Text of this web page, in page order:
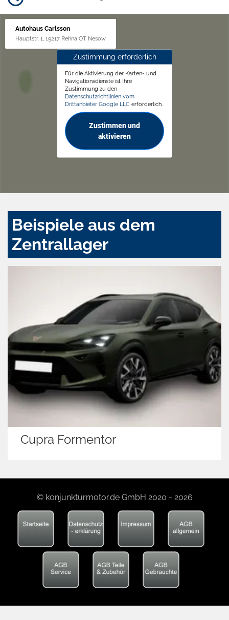
Autohaus Carlsson
Hauptstr. 1, 19217 Rehna OT Nesow
Zustimmung erforderlich
Für die Aktivierung der Karten- und
Navigationsdienste ist Ihre
Zustimmung zu den
Datenschutzrichtlinien vom
Drittanbieter Google LLC erforderlich.
Zustimmen und
aktivieren
Beispiele aus dem
Zentrallager
Cupra Formentor
© konjunkturmotor.de GmbH 2020 - 2026